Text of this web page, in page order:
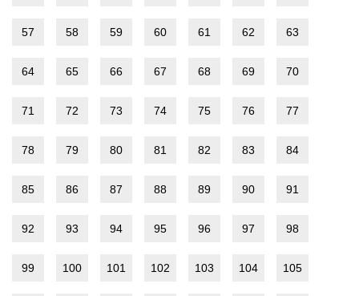
57 58 59 60 61 62 63
64 65 66 67 68 69 70
71 72 73 74 75 76 77
78 79 80 81 82 83 84
85 86 87 88 89 90 91
92 93 94 95 96 97 98
99 100 101 102 103 104 105